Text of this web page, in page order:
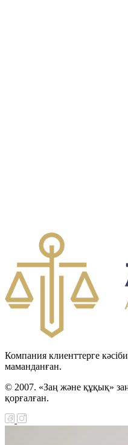
Компания клиенттерге
маманданған.
© 2007. «Заң және құқық»
қорғалған.